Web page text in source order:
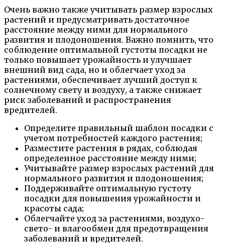
Очень важно также учитывать размер взрослых
растений и предусматривать достаточное
расстояние между ними для нормального
развития и плодоношения. Важно помнить, что
соблюдение оптимальной густоты посадки не
только повышает урожайность и улучшает
внешний вид сада, но и облегчает уход за
растениями, обеспечивает лучший доступ к
солнечному свету и воздуху, а также снижает
риск заболеваний и распространения
вредителей.
Определите правильный шаблон посадки с
учетом потребностей каждого растения;
Разместите растения в рядах, соблюдая
определенное расстояние между ними;
Учитывайте размер взрослых растений для
нормального развития и плодоношения;
Поддерживайте оптимальную густоту
посадки для повышения урожайности и
красоты сада;
Облегчайте уход за растениями, воздухо-
свето- и влагообмен для предотвращения
заболеваний и вредителей.